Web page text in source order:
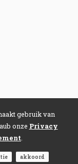
gebruik van
onze Privacy
akkoord